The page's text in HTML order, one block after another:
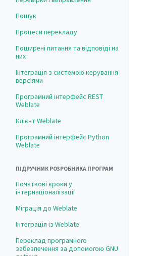
Пошук
Процеси перекладу
Поширені питання та відповіді на
них
Інтеграція з системою керування
версіями
Програмний інтерфейс REST
Weblate
Клієнт Weblate
Програмний інтерфейс Python
Weblate
ПІДРУЧНИК РОЗРОБНИКА ПРОГРАМ
Початкові кроки у
інтернаціоналізації
Міграція до Weblate
Інтеграція із Weblate
Переклад програмного
забезпечення за допомогою GNU